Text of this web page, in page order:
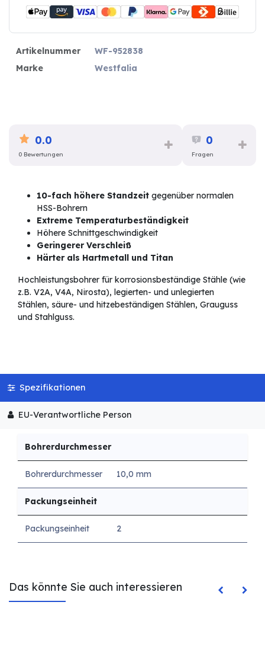
Artikelnummer
WF-952838
Marke
Westfalia
0.0
0 Bewertungen
0
Fragen
10-fach höhere Standzeit gegenüber normalen
HSS-Bohrern
Extreme Temperaturbeständigkeit
Höhere Schnittgeschwindigkeit
Geringerer Verschleiß
Härter als Hartmetall und Titan
Hochleistungsbohrer für korrosionsbeständige Stähle (wie
z.B. V2A, V4A, Nirosta), legierten- und unlegierten
Stählen, säure- und hitzebeständigen Stählen, Grauguss
und Stahlguss.
Spezifikationen
EU-Verantwortliche Person
Bohrerdurchmesser
Bohrerdurchmesser 10,0 mm
Packungseinheit
Packungseinheit 2
Das könnte Sie auch interessieren